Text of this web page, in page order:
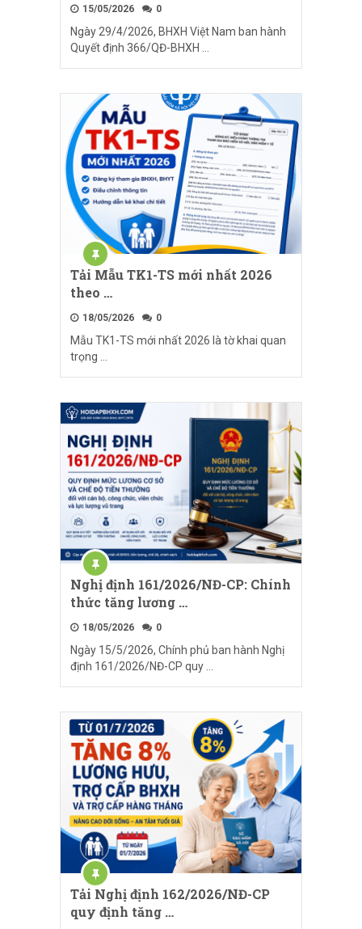
15/05/2026 0
Ngày 29/4/2026, BHXH Việt Nam ban hành
Quyết định 366/QĐ-BHXH …
Tải Mẫu TK1-TS mới nhất 2026
theo …
18/05/2026 0
Mẫu TK1-TS mới nhất 2026 là tờ khai quan
trọng …
Nghị định 161/2026/NĐ-CP: Chính
thức tăng lương …
18/05/2026 0
Ngày 15/5/2026, Chính phủ ban hành Nghị
định 161/2026/NĐ-CP quy …
Tải Nghị định 162/2026/NĐ-CP
quy định tăng …